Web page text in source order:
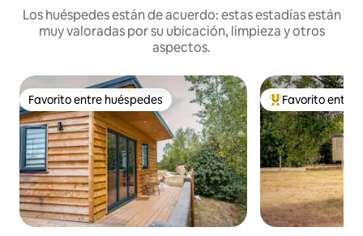
Los huéspedes están de acuerdo: estas estadías están
muy valoradas por su ubicación, limpieza y otros
aspectos.
Favorito entre huéspedes
Favorito entre huéspedes Favorito entre
Favorito entre